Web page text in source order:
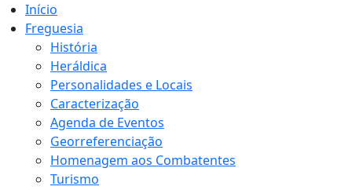
Início
Freguesia
História
Heráldica
Personalidades e Locais
Caracterização
Agenda de Eventos
Georreferenciação
Homenagem aos Combatentes
Turismo